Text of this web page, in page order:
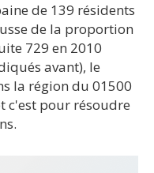
de 139 résidents
de la proportion
729 en 2010
avant), le
la région du 01500
c'est pour résoudre